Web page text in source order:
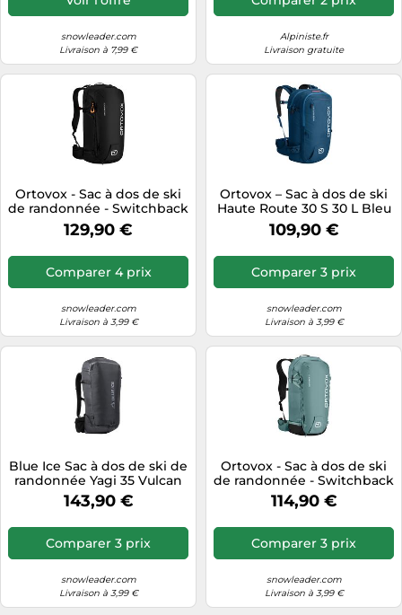
snowleader.com
Livraison à 7,99 €
Alpiniste.fr
Livraison gratuite
Ortovox - Sac à dos de ski
de randonnée - Switchback
32 Black Raven - Noir Noir
129,90 €
Comparer 4 prix
snowleader.com
Livraison à 3,99 €
Ortovox – Sac à dos de ski
Haute Route 30 S 30 L Bleu
pétrole
109,90 €
Comparer 3 prix
snowleader.com
Livraison à 3,99 €
Blue Ice Sac à dos de ski de
randonnée Yagi 35 Vulcan
35 L
143,90 €
Comparer 3 prix
snowleader.com
Livraison à 3,99 €
Ortovox - Sac à dos de ski
de randonnée - Switchback
27 Glacier Grey - Gris Gris
114,90 €
Comparer 3 prix
snowleader.com
Livraison à 3,99 €